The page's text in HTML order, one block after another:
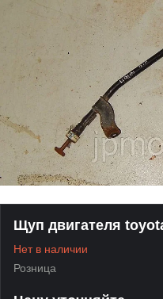
Щуп двигателя
Нет в наличии
Розница